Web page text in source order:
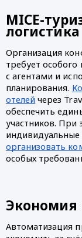
MICE-
логистика
Организация
требует особого
с агентами и
планирования.
отелей через
обеспечить
участников. При
организовать
особых
Экономия
Автоматизация